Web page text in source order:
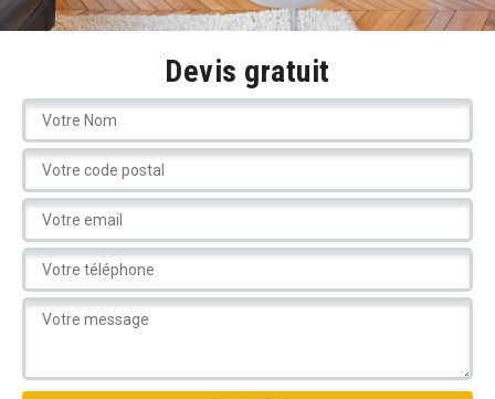
Devis gratuit